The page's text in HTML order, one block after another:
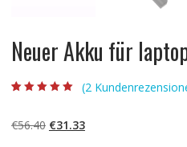
Neuer Akku für
basierend auf
Kundenbewertun
(2
€56.40 Ursprünglicher
€31.33Aktueller